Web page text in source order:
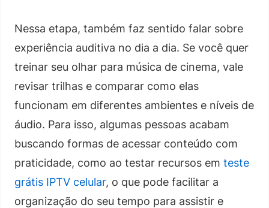
Nessa etapa, também faz sentido falar sobre
experiência auditiva no dia a dia. Se você quer
treinar seu olhar para música de cinema, vale
revisar trilhas e comparar como elas
funcionam em diferentes ambientes e níveis de
áudio. Para isso, algumas pessoas acabam
buscando formas de acessar conteúdo com
praticidade, como ao testar recursos em teste
grátis IPTV celular, o que pode facilitar a
organização do seu tempo para assistir e